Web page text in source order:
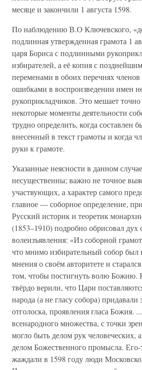
месяце и закончили 1 августа 1598.
По наблюдению В.О Ключевского,
подлинная утвержденная грамота 1
царя Бориса с подлинными
избирателей, а её копия с
переменами в обоих перечнях
ошибками в воспроизведении имен
рукоприкладчиков. Это мешает точно
некоторые моменты деятельности
трудно определить, когда составлен
внесенный в текст грамоты и когда
руки к грамоте.
Указанные неясности в данном
несущественны; важно не точное
участвующих, а характер самого
главное — соборное определение,
Русский историк и теоретик
(1853–1910) подробно обрисовал дух
волеизъявления: «Из соборной
что мнимо избирательный собор был
мнения о своём авторитете и
том, чтобы постигнуть волю Божию.
твёрдо верили, что Цари
народа (а не гласу собора)
отголоска, проявления гласа Божия.
всенародного множества, с точки
могло быть делом рук человеческих,
делом Божественного промысла. Его-
жаждали в 1598 году люди